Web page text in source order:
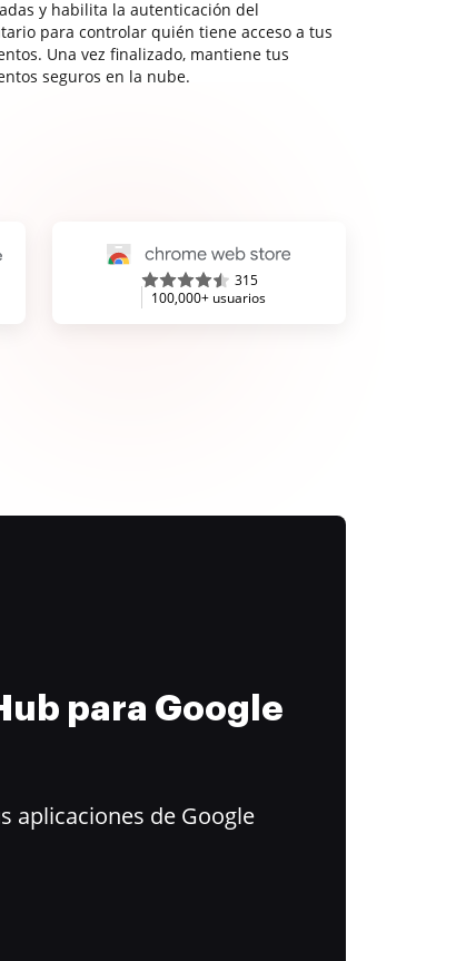
y habilita la autenticación del
para controlar quién tiene acceso a tus
Una vez finalizado, mantiene tus
seguros en la nube.
315
100,000+ usuarios
para Google
aplicaciones de Google